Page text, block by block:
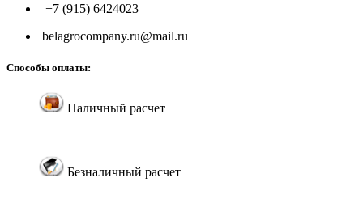
+7 (915) 6424023
belagrocompany.ru@mail.ru
Способы оплаты:
Наличный расчет
Безналичный расчет